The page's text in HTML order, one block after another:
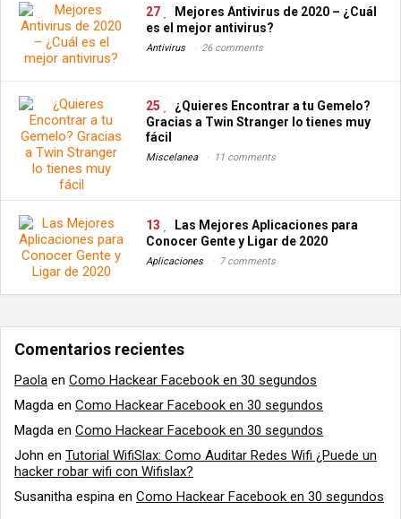
27
Mejores Antivirus de 2020 – ¿Cuál
es el mejor antivirus?
Antivirus 26 comments
25
¿Quieres Encontrar a tu Gemelo?
Gracias a Twin Stranger lo tienes muy
fácil
Miscelanea 11 comments
13
Las Mejores Aplicaciones para
Conocer Gente y Ligar de 2020
Aplicaciones 7 comments
Comentarios recientes
Paola en Como Hackear Facebook en 30 segundos
Magda en Como Hackear Facebook en 30 segundos
Magda en Como Hackear Facebook en 30 segundos
John en Tutorial WifiSlax: Como Auditar Redes Wifi ¿Puede un
hacker robar wifi con Wifislax?
Susanitha espina en Como Hackear Facebook en 30 segundos